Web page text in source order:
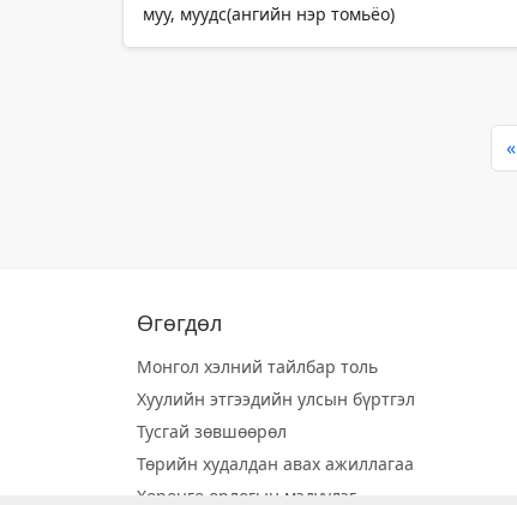
муу, муудс(ангийн нэр томьёо)
«
Өгөгдөл
Монгол хэлний тайлбар толь
Хуулийн этгээдийн улсын бүртгэл
Тусгай зөвшөөрөл
Төрийн худалдан авах ажиллагаа
Хөрөнгө орлогын мэдүүлэг